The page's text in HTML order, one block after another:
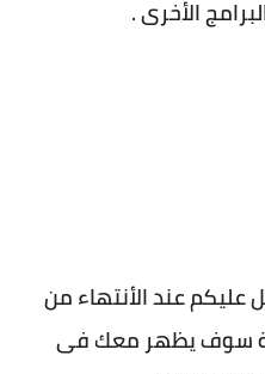
الأخرى .
عليكم عند الأنتهاء من
سوف يظهر معك فى